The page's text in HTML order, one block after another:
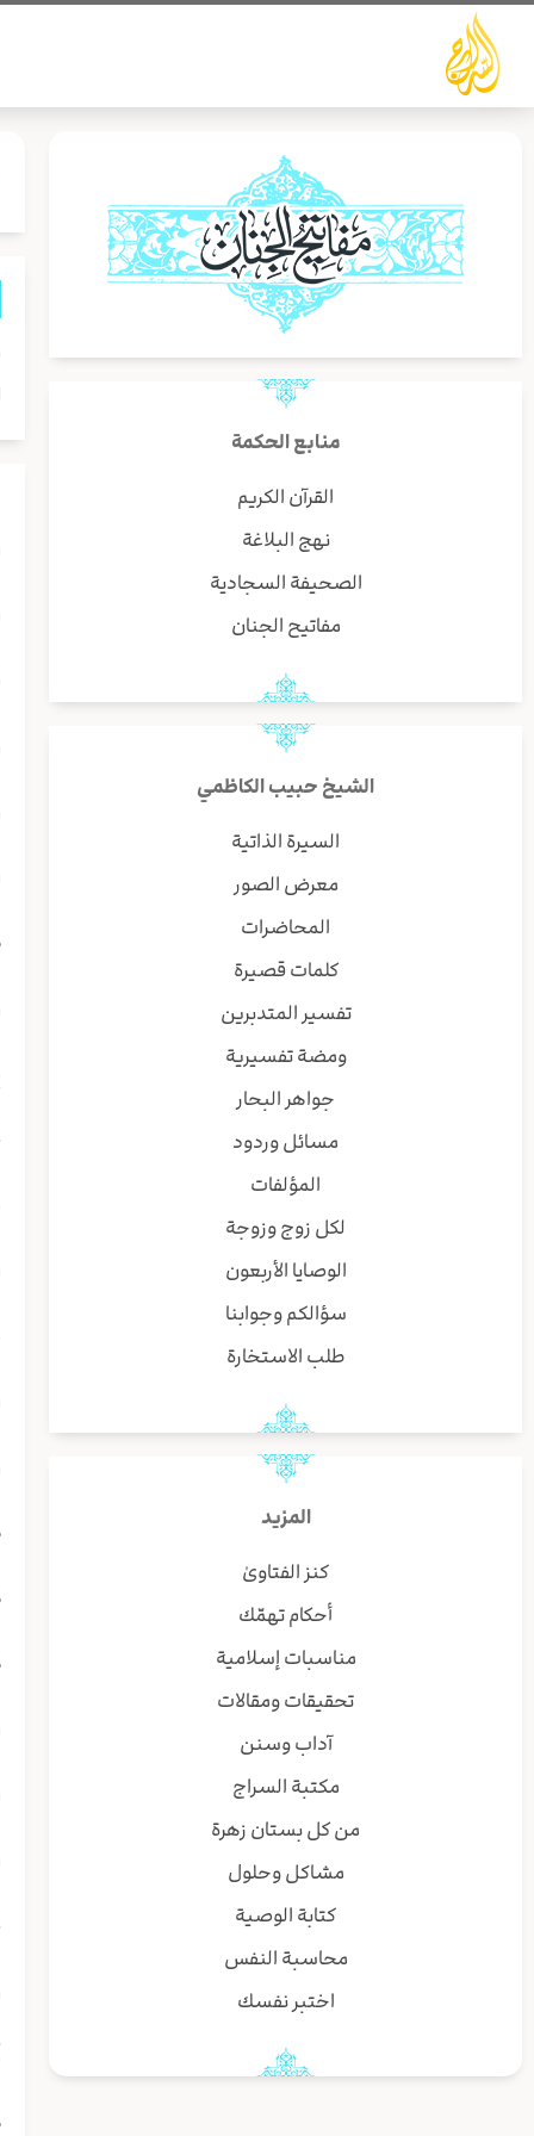
تخطي
المحتوى
منابع الحكمة
القرآن الكريم
نهج البلاغة
الصحيفة السجادية
مفاتيح الجنان
الشيخ حبيب الكاظمي
السيرة الذاتية
معرض الصور
المحاضرات
كلمات قصيرة
تفسير المتدبرين
ومضة تفسيرية
جواهر البحار
مسائل وردود
المؤلفات
لكل زوج وزوجة
الوصايا الأربعون
سؤالكم وجوابنا
طلب الاستخارة
المزيد
كنز الفتاوىٰ
أحكام تهمّك
مناسبات إسلامية
تحقيقات ومقالات
آداب وسنن
مكتبة السراج
من كل بستان زهرة
مشاكل وحلول
كتابة الوصية
محاسبة النفس
اختبر نفسك